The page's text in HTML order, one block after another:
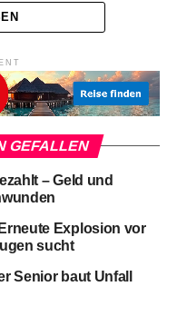
GEFALLEN
– Geld und
Explosion vor
sucht
Senior baut Unfall